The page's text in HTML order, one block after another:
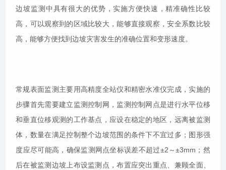
边坡监测中具有很大的优势，实施方便快速，精准确性比较
高，可以观察到的区域比较大，能够直接观察，安全系数比较
高，能够方便找到边坡灾害发生的准确位置和变形速度。
常规表面监测主要用高精度全站仪和精密水准仪完成，实施的
步骤首先需要建立监测控制网，监测控制网点是进行水平位移
和垂直位移观测的工作基点，应设在稳定的地区，远离被监测
体，数量在满足控制整个边坡范围的条件下不宜过多；图形强
度应尽可能高，确保监测网点坐标误差不超过±2～±3mm；然
后在被监测边坡上布设监测点，布置应突出重点、兼顾全面、